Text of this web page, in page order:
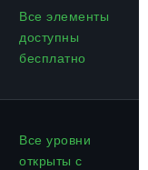
Все элементы
доступны
бесплатно
Все уровни
открыты с